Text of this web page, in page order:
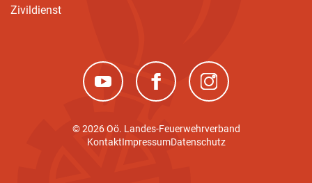
Zivildienst
(neues Fenster)(neues Fenster)(neues Fenster)
© 2026 Oö. Landes-Feuerwehrverband
KontaktImpressumDatenschutz